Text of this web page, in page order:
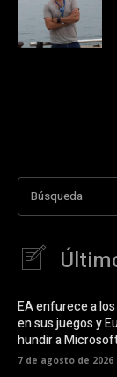
Búsqueda
EA enfurece a
en sus juegos y
hundir a
7 de agosto de 2026